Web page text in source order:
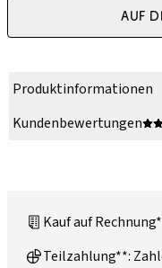
Auf
Produktinformationen
Kundenbewertungen
Kauf auf
Teilzahlung**: